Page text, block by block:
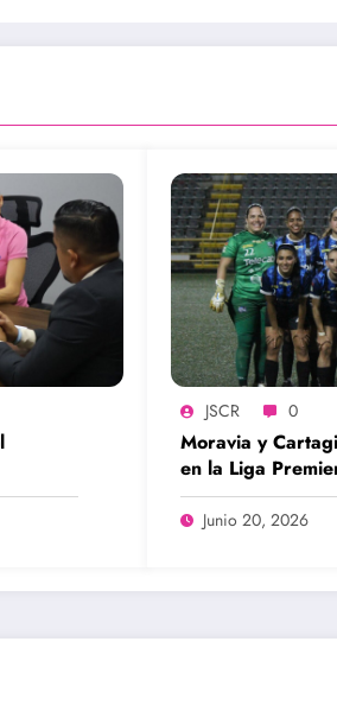
JSCR 0
Moravia y
en la Liga
Junio 20, 2026